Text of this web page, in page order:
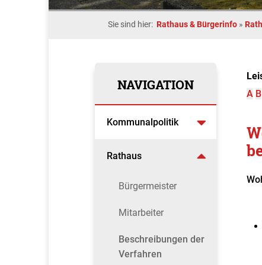
Sie sind hier: Rathaus & Bürgerinfo »
NAVIGATION
Kommunalpolitik
Rathaus
Bürgermeister
Mitarbeiter
Beschreibungen der
Verfahren
A B